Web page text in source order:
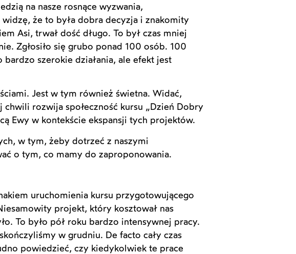
na nasze rosnące wyzwania,
że to była dobra decyzja i znakomity
Asi, trwał dość długo. To był czas mniej
Zgłosiło się grubo ponad 100 osób. 100
szerokie działania, ale efekt jest
Jest w tym również świetna. Widać,
rozwija społeczność kursu „Dzień Dobry
Ewy w kontekście ekspansji tych projektów.
w tym, żeby dotrzeć z naszymi
o tym, co mamy do zaproponowania.
uruchomienia kursu przygotowującego
projekt, który kosztował nas
To było pół roku bardzo intensywnej pracy.
w grudniu. De facto cały czas
powiedzieć, czy kiedykolwiek te prace